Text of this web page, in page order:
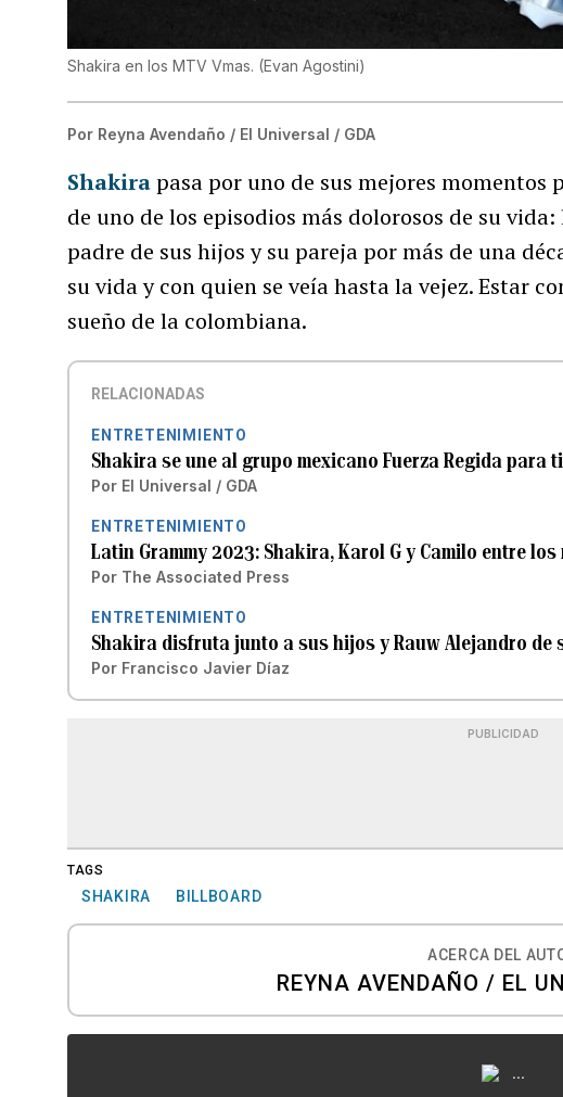
Shakira en los MTV Vmas. (Evan Agostini)
Por Reyna Avendaño / El Universal / GDA
Shakirapasa por uno de sus mejores momentos
de uno de los episodios más dolorosos de su
padre de sus hijos y su pareja por más de una
su vida y con quien se veía hasta la vejez. Estar
sueño de la colombiana.
RELACIONADAS
ENTRETENIMIENTO
Shakira se une al grupo mexicano Fuerza Regida para
Por El Universal / GDA
ENTRETENIMIENTO
Latin Grammy 2023: Shakira, Karol G y Camilo entre
Por The Associated Press
ENTRETENIMIENTO
Shakira disfruta junto a sus hijos y Rauw Alejandro de
Por Francisco Javier Díaz
PUBLICIDAD
TAGS
SHAKIRA BILLBOARD
ACERCA DEL
REYNA AVENDAÑO / EL
...